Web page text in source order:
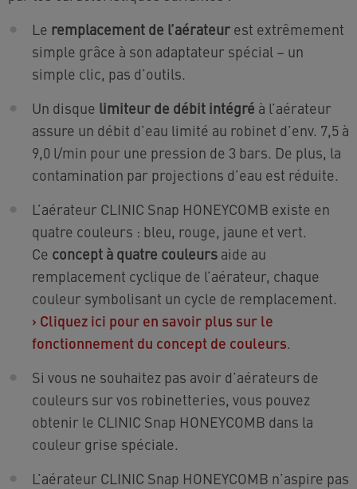
Le remplacement de l’aérateur est extrêmement
simple grâce à son adaptateur spécial – un
simple clic, pas d’outils.
Un disque limiteur de débit intégré à l’aérateur
assure un débit d’eau limité au robinet d’env. 7,5 à
9,0 l/min pour une pression de 3 bars. De plus, la
contamination par projections d’eau est réduite.
L’aérateur CLINIC Snap HONEYCOMB existe en
quatre couleurs : bleu, rouge, jaune et vert.
Ce concept à quatre couleurs aide au
remplacement cyclique de l’aérateur, chaque
couleur symbolisant un cycle de remplacement.
› Cliquez ici pour en savoir plus sur le
fonctionnement du concept de couleurs.
Si vous ne souhaitez pas avoir d’aérateurs de
couleurs sur vos robinetteries, vous pouvez
obtenir le CLINIC Snap HONEYCOMB dans la
couleur grise spéciale.
L’aérateur CLINIC Snap HONEYCOMB n’aspire pas